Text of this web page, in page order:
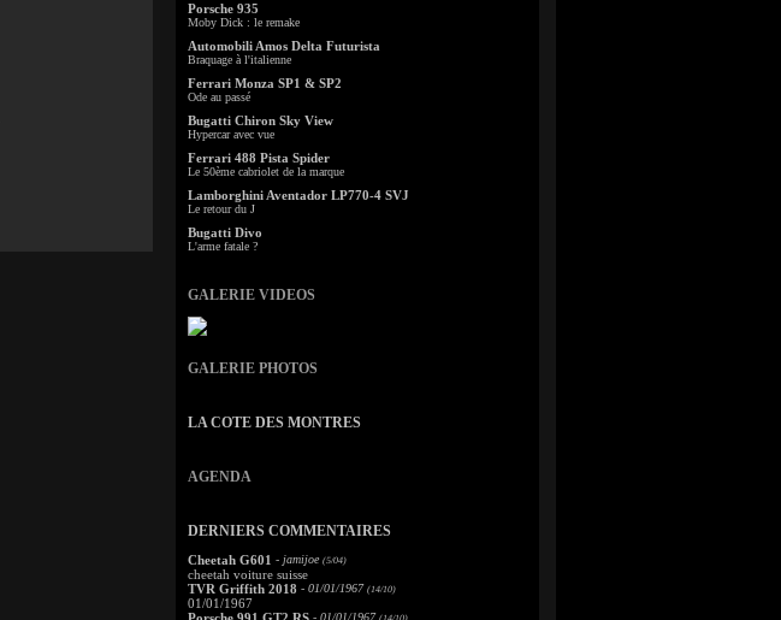
Porsche 935
Moby Dick : le remake
Automobili Amos Delta Futurista
Braquage à l'italienne
Ferrari Monza SP1 & SP2
Ode au passé
Bugatti Chiron Sky View
Hypercar avec vue
Ferrari 488 Pista Spider
Le 50ème cabriolet de la marque
Lamborghini Aventador LP770-4 SVJ
Le retour du J
Bugatti Divo
L'arme fatale ?
GALERIE VIDEOS
GALERIE PHOTOS
LA COTE DES MONTRES
AGENDA
DERNIERS COMMENTAIRES
Cheetah G601 - jamijoe (5/04)
cheetah voiture suisse
TVR Griffith 2018 - 01/01/1967 (14/10)
01/01/1967
- 01/01/1967